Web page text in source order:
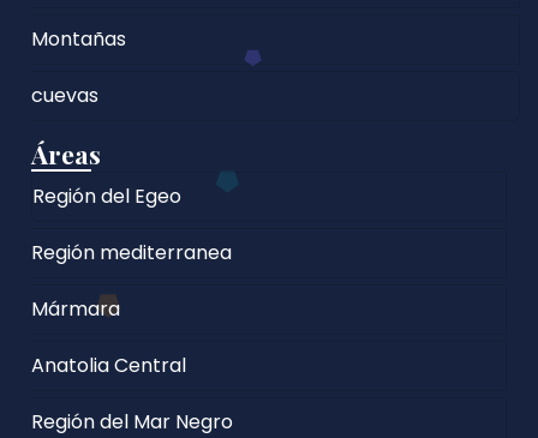
Montañas
cuevas
Áreas
Región del Egeo
Región mediterranea
Mármara
Anatolia Central
Región del Mar Negro